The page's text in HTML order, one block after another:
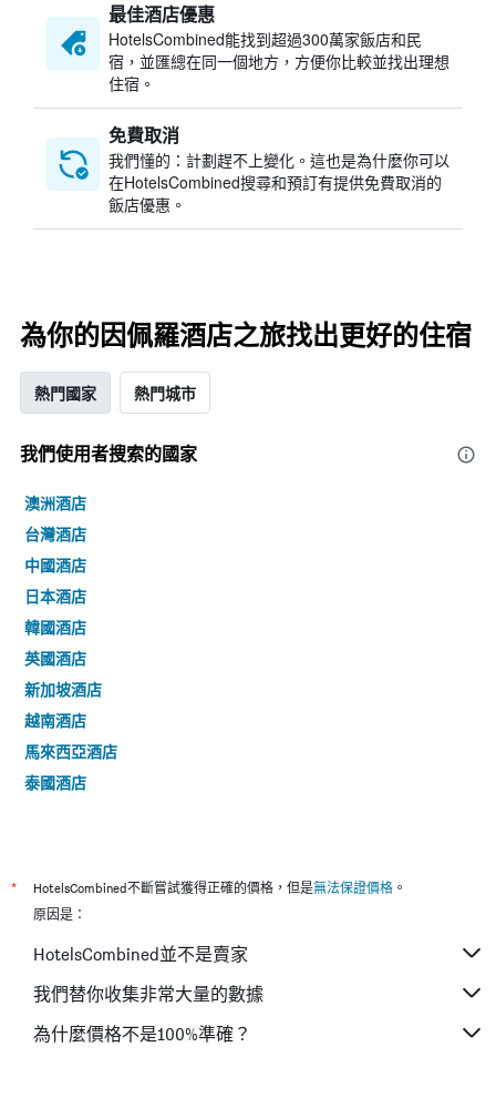
最佳酒店優惠
HotelsCombined​能找到超過300萬家飯店和民
宿，並匯總在同一個地方，方便你比較並找出理想
住宿。
免費取消
我們懂的：計劃趕不上變化。這也是為什麼你可以
在HotelsCombined搜尋和預訂有提供免費取消的
飯店優惠。
為你的因佩羅酒店之旅找出更好的住宿
熱門國家 熱門城市
我們使用者搜索的國家
澳洲酒店
台灣酒店
中國酒店
日本酒店
韓國酒店
英國酒店
新加坡酒店
越南酒店
馬來西亞酒店
泰國酒店
* HotelsCombined不斷嘗試獲得正確的價格，但是無法保證價格 。
原因是：
HotelsCombined並不是賣家
我們替你收集非常大量的數據
為什麼價格不是100%準確？